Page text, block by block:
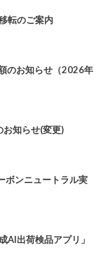
転のご案内
のお知らせ（2026年
知らせ(変更)
ボンニュートラル実
AI出荷検品アプリ」